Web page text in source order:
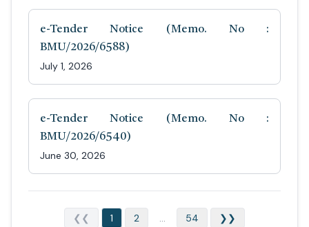
e-Tender Notice (Memo. No :
BMU/2026/6588)
July 1, 2026
e-Tender Notice (Memo. No :
BMU/2026/6540)
June 30, 2026
❮❮ 1 2 ... 54 ❯❯